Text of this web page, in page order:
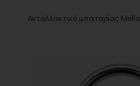
Ανταλλακτικό μπαταρίας Melia